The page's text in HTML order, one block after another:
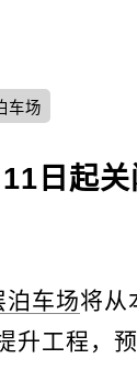
车场
日起
泊车场将从
工程，